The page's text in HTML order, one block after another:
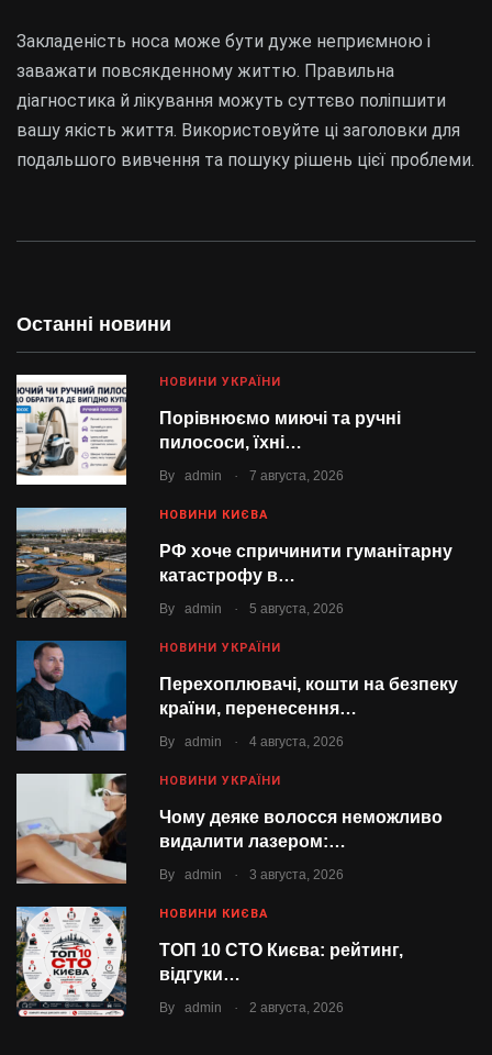
Останні новини
НОВИНИ УКРАЇНИ
Порівнюємо миючі та ручні
пилососи, їхні…
By admin . 7 августа, 2026
НОВИНИ КИЄВА
РФ хоче спричинити гуманітарну
катастрофу в…
By admin . 5 августа, 2026
НОВИНИ УКРАЇНИ
Перехоплювачі, кошти на безпеку
країни, перенесення…
By admin . 4 августа, 2026
НОВИНИ УКРАЇНИ
Чому деяке волосся неможливо
видалити лазером:…
By admin . 3 августа, 2026
НОВИНИ КИЄВА
ТОП 10 СТО Києва: рейтинг,
відгуки…
By admin . 2 августа, 2026
Закладеність носа може бути дуже неприємною і
заважати повсякденному життю. Правильна
діагностика й лікування можуть суттєво поліпшити
вашу якість життя. Використовуйте ці заголовки для
подальшого вивчення та пошуку рішень цієї проблеми.